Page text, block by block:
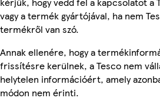
vagy a termék gyártójával, ha nem
termékről van szó.
Annak ellenére, hogy a
frissítésre kerülnek, a Tesco nem
helytelen információért, amely
módon nem érinti.